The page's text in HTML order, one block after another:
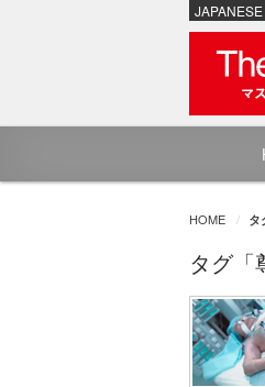
JAPANESE
HOME タ
タグ「